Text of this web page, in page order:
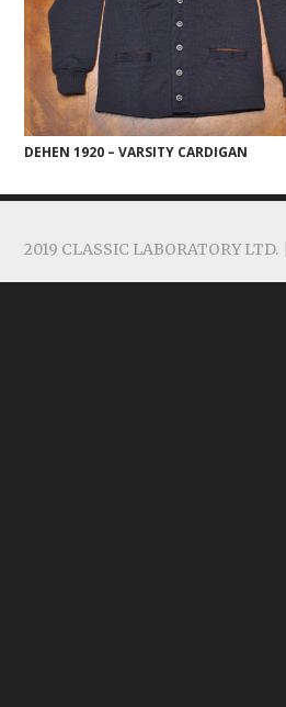
DEHEN 1920 – VARSITY CARDIGAN
2019 CLASSIC LABORATORY LTD.